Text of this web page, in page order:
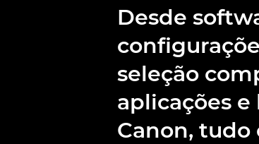
Desde
seleção
aplicações
Canon,